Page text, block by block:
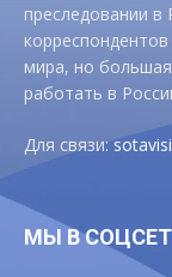
преследовании в
мира, но
работать в
Для связи:
МЫ В